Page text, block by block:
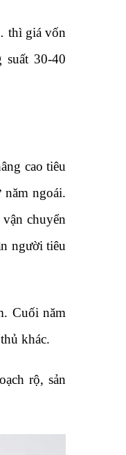
thì giá vốn
30-40
cao tiêu
ngoái.
chuyển
người tiêu
Cuối năm
khác.
rộ, sản